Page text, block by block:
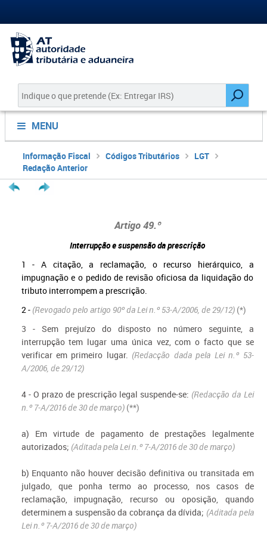
MENU
Informação Fiscal Códigos Tributários
LGT
Redação Anterior
Artigo 49.º
Interrupção e suspensão da prescrição
1 - A citação, a reclamação, o recurso hierárquico, a
impugnação e o pedido de revisão oficiosa da liquidação do
tributo interrompem a prescrição.
2 - (Revogado pelo artigo 90º da Lei n.º 53-A/2006, de 29/12) (*)
3 - Sem prejuízo do disposto no número seguinte, a
interrupção tem lugar uma única vez, com o facto que se
verificar em primeiro lugar. (Redacção dada pela Lei n.º 53-
A/2006, de 29/12)
4 - O prazo de prescrição legal suspende-se: (Redacção da Lei
n.º 7-A/2016 de 30 de março) (**)
a) Em virtude de pagamento de prestações legalmente
autorizados; (Aditada pela Lei n.º 7-A/2016 de 30 de março)
b) Enquanto não houver decisão definitiva ou transitada em
julgado, que ponha termo ao processo, nos casos de
reclamação, impugnação, recurso ou oposição, quando
determinem a suspensão da cobrança da dívida; (Aditada pela
Lei n.º 7-A/2016 de 30 de março)